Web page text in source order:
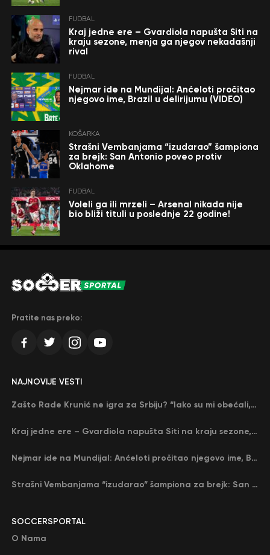
FUDBAL
Kraj jedne ere – Gvardiola napušta Siti na
kraju sezone, menja ga njegov nekadašnji
rival
FUDBAL
Nejmar ide na Mundijal: Anćeloti pročitao
njegovo ime, Brazil u delirijumu (VIDEO)
KOŠARKA
Strašni Vembanjama “izudarao” šampiona
za brejk: San Antonio poveo protiv
Oklahome
FUDBAL
Voleli ga ili mrzeli – Arsenal nikada nije
bio bliži tituli u poslednje 22 godine!
Pratite nas preko:
SOCCERSPORTAL
O Nama
NAJNOVIJE VESTI
Zašto Rade Krunić ne igra za Srbiju? “Iako su mi obećali, niko me nije zvao…”
Kraj jedne ere – Gvardiola napušta Siti na kraju sezone, menja ga njegov nekadašnji rival
Nejmar ide na Mundijal: Anćeloti pročitao njegovo ime, Brazil u delirijumu (VIDEO)
Strašni Vembanjama “izudarao” šampiona za brejk: San Antonio poveo protiv Oklahome